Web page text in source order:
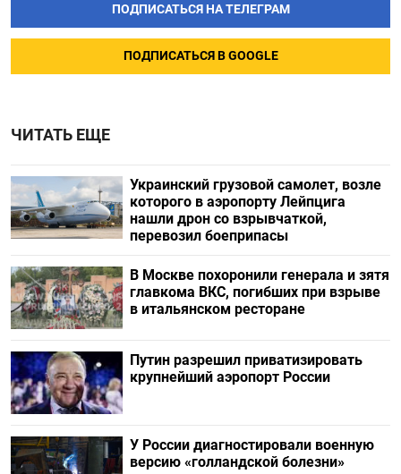
ПОДПИСАТЬСЯ НА ТЕЛЕГРАМ
ПОДПИСАТЬСЯ В GOOGLE
ЧИТАТЬ ЕЩЕ
Украинский грузовой самолет, возле
которого в аэропорту Лейпцига
нашли дрон со взрывчаткой,
перевозил боеприпасы
В Москве похоронили генерала и зятя
главкома ВКС, погибших при взрыве
в итальянском ресторане
Путин разрешил приватизировать
крупнейший аэропорт России
У России диагностировали военную
версию «голландской болезни»